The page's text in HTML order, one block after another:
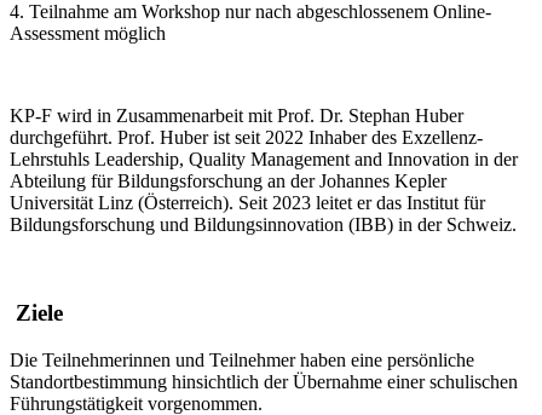
4. Teilnahme am Workshop nur nach abgeschlossenem Online-
Assessment möglich
KP-F wird in Zusammenarbeit mit Prof. Dr. Stephan Huber
durchgeführt. Prof. Huber ist seit 2022 Inhaber des Exzellenz-
Lehrstuhls Leadership, Quality Management and Innovation in der
Abteilung für Bildungsforschung an der Johannes Kepler
Universität Linz (Österreich). Seit 2023 leitet er das Institut für
Bildungsforschung und Bildungsinnovation (IBB) in der Schweiz.
Ziele
Die Teilnehmerinnen und Teilnehmer haben eine persönliche
Standortbestimmung hinsichtlich der Übernahme einer schulischen
Führungstätigkeit vorgenommen.